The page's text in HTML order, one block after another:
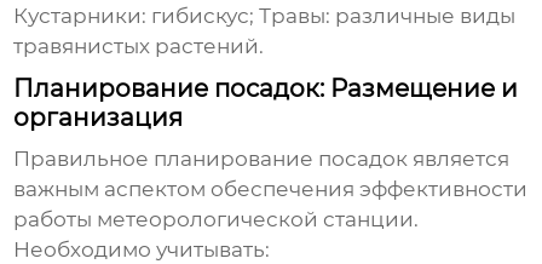
Кустарники: гибискус; Травы: различные виды
травянистых растений.
Планирование посадок: Размещение и
организация
Правильное планирование посадок является
важным аспектом обеспечения эффективности
работы метеорологической станции.
Необходимо учитывать: